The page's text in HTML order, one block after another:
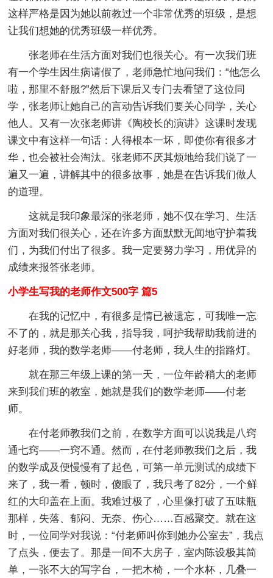
这样严格是因为她以前教过一个非常优秀的班级，是想
让我们想她的优秀班级一样优秀。
张老师在生活方面对我们也很关心。有一次我们班
有一个学生因生病请假了，老师急忙地问我们：“他怎么
啦，那里不舒服?”然后下课后又专门去看望了这位同
学，张老师让她自己的言动告诉我们要关心同学，关心
他人。又有一次张老师讲《陶校长的演讲》这课时发现
课文中有这样一句话：人得根本一坏，即使你有很多才
华，也会被社会淘汰。张老师不厌其烦地给我们说了一
遍又一遍，讲解其中的很多故事，她是在告诉我们做人
的道理。
这就是我印象最深的张老师，她不仅在学习、生活
方面对我们很关心，还在许多方面默默无闻地守护着我
们，为我们付出了很多。我一定要努力学习，用优异的
成绩来报答张老师。
小学生写我的老师作文500字 篇5
在我的记忆中，有很多是情已被遗忘，可我唯一忘
不了的，就是那关心我，指导我，呵护我帮助我前进的
好老师，我的数学老师——付老师，我人生的指路灯。
就在那三年级上课的第一天，一位年龄稍大的老师
来到我们班的教室，她就是我们的数学老师——付老
师。
在付老师教我们之前，在数学方面可以说我是八窍
通七窍——一窍不通。然而，在付老师教我们之后，我
的数学成及便慢慢有了起色，可第一单元测试的成绩下
来了，我一看，顿时，傻眼了，我只考了82分，一个鲜
红的大印盖在上面。我难过极了，心里像打破了五味瓶
那样，失落、郁闷、无奈、伤心……百感聚交。就在这
时，一位同学对我说：“付老师叫你到她办公室去”，我点
了点头，便去了。那是一间不大房子，室内陈设极其简
单，一张不大的写字台，一把木椅，一个水杯，几叠一